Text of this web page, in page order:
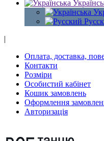
|
Оплата, доставка,
Контакти
Розміри
Особистий кабінет
Кошик замовлень
Оформлення
Авторизація